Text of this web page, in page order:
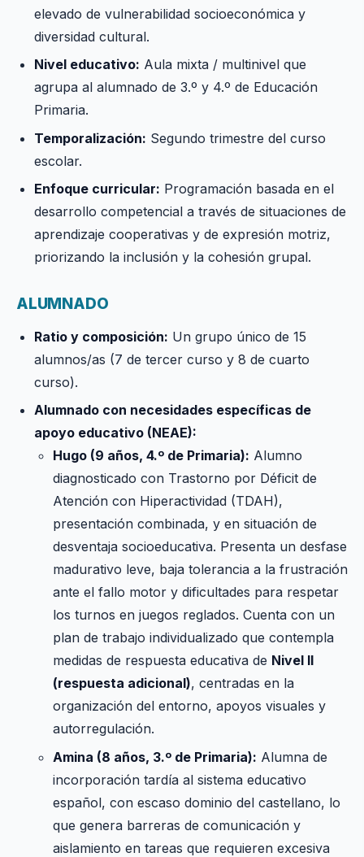
elevado de vulnerabilidad socioeconómica y
diversidad cultural.
Nivel educativo: Aula mixta / multinivel que
agrupa al alumnado de 3.º y 4.º de Educación
Primaria.
Temporalización: Segundo trimestre del curso
escolar.
Enfoque curricular: Programación basada en el
desarrollo competencial a través de situaciones de
aprendizaje cooperativas y de expresión motriz,
priorizando la inclusión y la cohesión grupal.
ALUMNADO
Ratio y composición: Un grupo único de 15
alumnos/as (7 de tercer curso y 8 de cuarto
curso).
Alumnado con necesidades específicas de
apoyo educativo (NEAE):
Hugo (9 años, 4.º de Primaria): Alumno
diagnosticado con Trastorno por Déficit de
Atención con Hiperactividad (TDAH),
presentación combinada, y en situación de
desventaja socioeducativa. Presenta un desfase
madurativo leve, baja tolerancia a la frustración
ante el fallo motor y dificultades para respetar
los turnos en juegos reglados. Cuenta con un
plan de trabajo individualizado que contempla
medidas de respuesta educativa de Nivel II
(respuesta adicional), centradas en la
organización del entorno, apoyos visuales y
autorregulación.
Amina (8 años, 3.º de Primaria): Alumna de
incorporación tardía al sistema educativo
español, con escaso dominio del castellano, lo
que genera barreras de comunicación y
aislamiento en tareas que requieren excesiva